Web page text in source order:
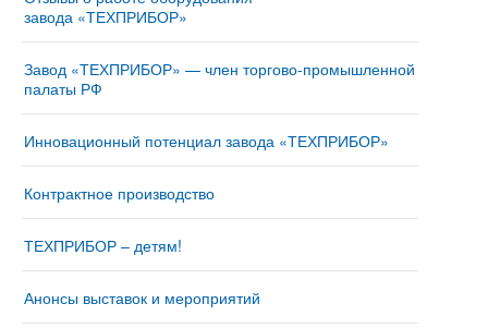
завода «ТЕХПРИБОР»
Завод «ТЕХПРИБОР» — член торгово-промышленной
палаты РФ
Инновационный потенциал завода «ТЕХПРИБОР»
Контрактное производство
ТЕХПРИБОР – детям!
Анонсы выставок и мероприятий